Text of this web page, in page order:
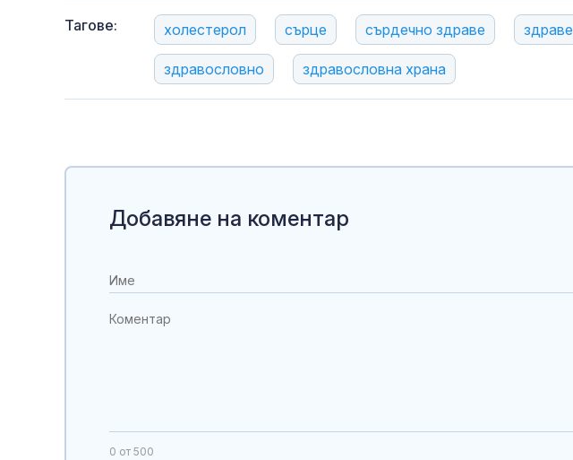
Тагове: холестерол сърце сърдечно здраве здраве
здравословно здравословна храна
Добавяне на коментар
0 от 500